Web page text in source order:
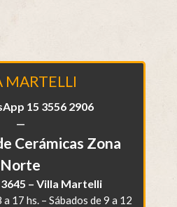
MARTELLI
15 3556 2906
—
Cerámicas Zona
Norte
– Villa Martelli
17 hs. – Sábados de 9 a 12